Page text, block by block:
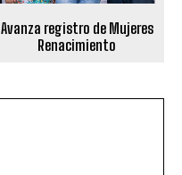
Avanza registro de Mujeres
Renacimiento